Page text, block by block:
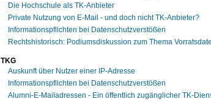
Die Hochschule als TK-Anbieter
Private Nutzung von E-Mail - und doch nicht TK-Anbieter?
Informationspflichten bei Datenschutzverstößen
Rechtshistorisch: Podiumsdiskussion zum Thema
TKG
Auskunft über Nutzer einer IP-Adresse
Informationspflichten bei Datenschutzverstößen
Alumni-E-Mailadressen - Ein öffentlich zugänglicher TK-